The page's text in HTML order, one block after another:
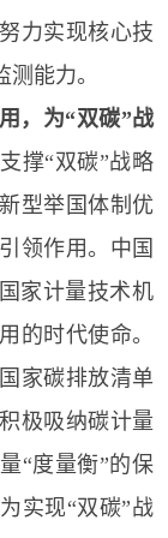
力实现核心技
测能力。
，为“双碳”战
撑“双碳”战略
型举国体制优
领作用。中国
家计量技术机
的时代使命。
家碳排放清单
极吸纳碳计量
“度量衡”的保
实现“双碳”战